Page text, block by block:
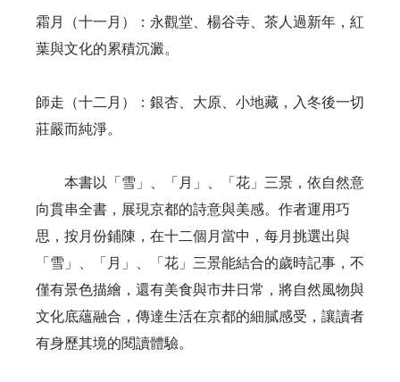
霜月（十一月）：永觀堂、楊谷寺、茶人過新年，紅
葉與文化的累積沉澱。
師走（十二月）：銀杏、大原、小地藏，入冬後一切
莊嚴而純淨。
本書以「雪」、「月」、「花」三景，依自然意
向貫串全書，展現京都的詩意與美感。作者運用巧
思，按月份鋪陳，在十二個月當中，每月挑選出與
「雪」、「月」、「花」三景能結合的歲時記事，不
僅有景色描繪，還有美食與市井日常，將自然風物與
文化底蘊融合，傳達生活在京都的細膩感受，讓讀者
有身歷其境的閱讀體驗。